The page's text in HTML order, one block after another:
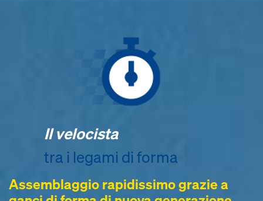
Il velocista
tra i legami di forma
Assemblaggio rapidissimo grazie a